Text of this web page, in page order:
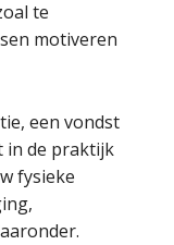
te
motiveren
een vondst
in de praktijk
fysieke